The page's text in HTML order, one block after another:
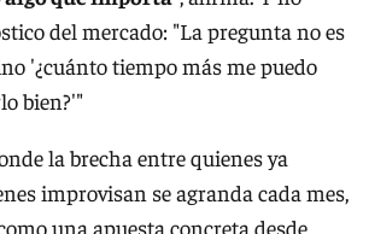
del mercado: "La pregunta no es
'¿cuánto tiempo más me puedo
bien?'"
la brecha entre quienes ya
improvisan se agranda cada mes,
una apuesta concreta desde